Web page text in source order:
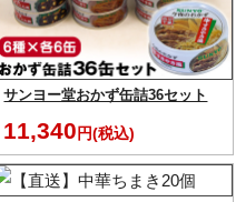
サンヨー堂おかず缶詰36セット
11,340 円(税込)